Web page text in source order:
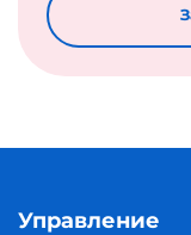
Управление